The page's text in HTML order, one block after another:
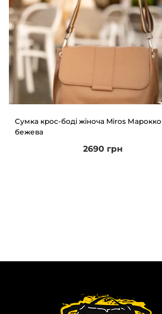
Сумка крос-боді жіноча Miros Марокко
бежева
2690 грн